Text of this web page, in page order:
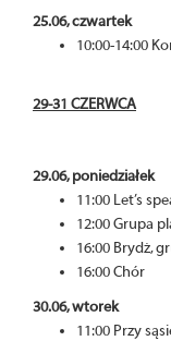
25.06, czwartek
10:00-14:00
29-31 CZERWCA
29.06, poniedziałek
11:00 Let’s
12:00 Grupa
16:00 Brydż,
16:00 Chór
30.06, wtorek
11:00 Przy